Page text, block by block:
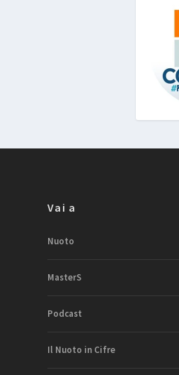
Vai a
Nuoto
MasterS
Podcast
Il Nuoto in Cifre